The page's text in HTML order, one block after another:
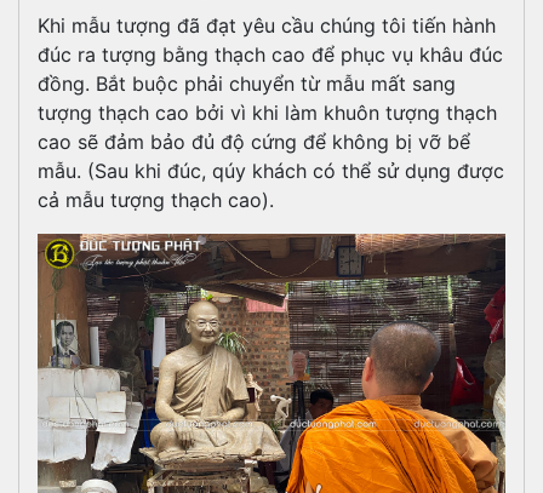
Khi mẫu tượng đã đạt yêu cầu chúng tôi tiến hành
đúc ra tượng bằng thạch cao để phục vụ khâu đúc
đồng. Bắt buộc phải chuyển từ mẫu mất sang
tượng thạch cao bởi vì khi làm khuôn tượng thạch
cao sẽ đảm bảo đủ độ cứng để không bị vỡ bể
mẫu. (Sau khi đúc, qúy khách có thể sử dụng được
cả mẫu tượng thạch cao).